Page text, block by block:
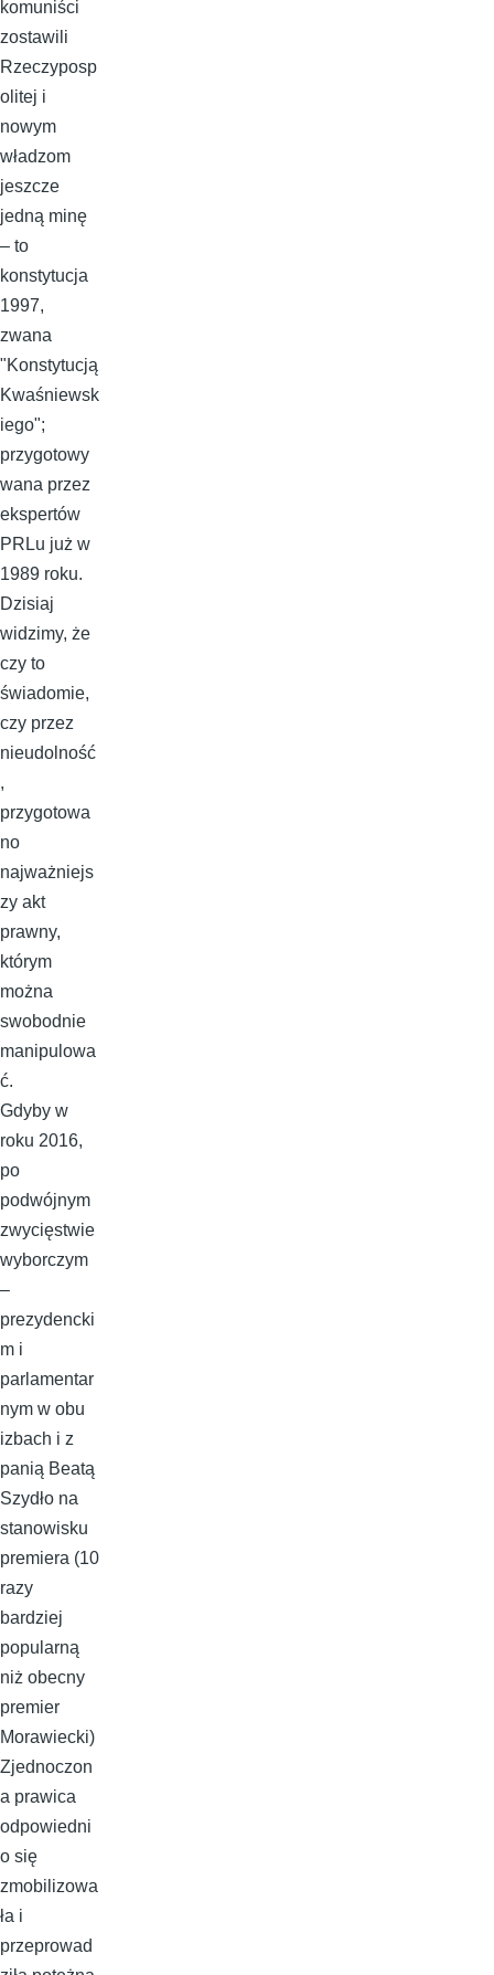
komuniści
zostawili
Rzeczyposp
olitej i
nowym
władzom
jeszcze
jedną minę
– to
konstytucja
1997,
zwana
"Konstytucją
Kwaśniewsk
iego";
przygotowy
wana przez
ekspertów
PRLu już w
1989 roku.
Dzisiaj
widzimy, że
czy to
świadomie,
czy przez
nieudolność
,
przygotowa
no
najważniejs
zy akt
prawny,
którym
można
swobodnie
manipulowa
ć.
Gdyby w
roku 2016,
po
podwójnym
zwycięstwie
wyborczym
–
prezydencki
m i
parlamentar
nym w obu
izbach i z
panią Beatą
Szydło na
stanowisku
premiera (10
razy
bardziej
popularną
niż obecny
premier
Morawiecki)
Zjednoczon
a prawica
odpowiedni
o się
zmobilizowa
ła i
przeprowad